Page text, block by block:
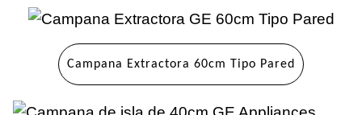
Campana Extractora 60cm Tipo Pared